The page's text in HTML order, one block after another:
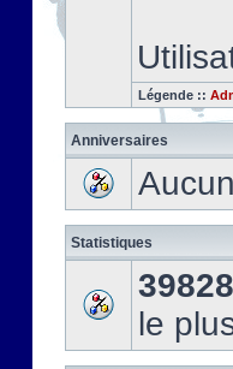
Légende ::
Anniversaires
Statistiques
39828
le